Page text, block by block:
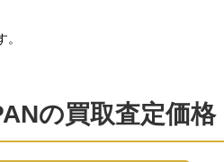
の買取査定価格